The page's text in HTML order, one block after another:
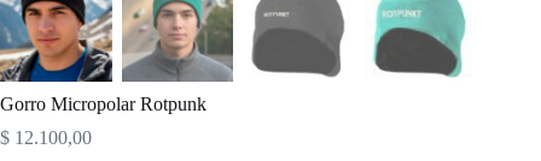
Gorro Micropolar Rotpunk
$ 12.100,00